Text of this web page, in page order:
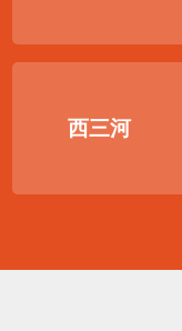
西三河